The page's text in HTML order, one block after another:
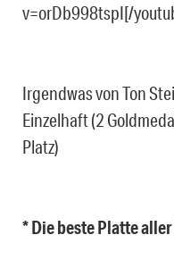
v=orDb998tspI[/
Irgendwas von Ton
Einzelhaft (2
Platz)
* Die beste Platte